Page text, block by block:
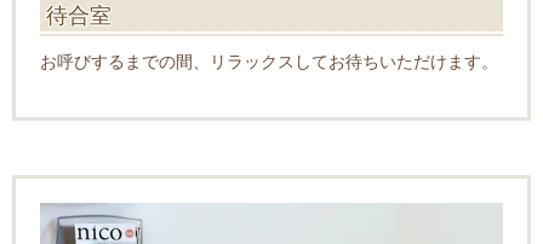
待合室
お呼びするまでの間、リラックスしてお待ちいただけます。